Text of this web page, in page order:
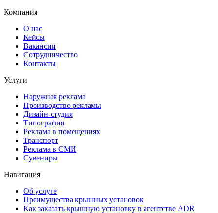
Компания
О нас
Кейсы
Вакансии
Сотрудничество
Контакты
Услуги
Наружная реклама
Производство рекламы
Дизайн-студия
Типография
Реклама в помещениях
Транспорт
Реклама в СМИ
Сувениры
Навигация
Об услуге
Преимущества крышных установок
Как заказать крышную установку в агентстве ADR